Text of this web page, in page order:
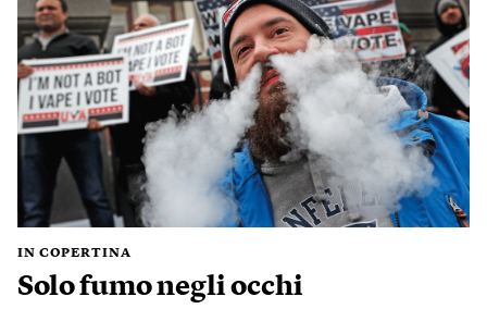
IN COPERTINA
Solo fumo negli occhi